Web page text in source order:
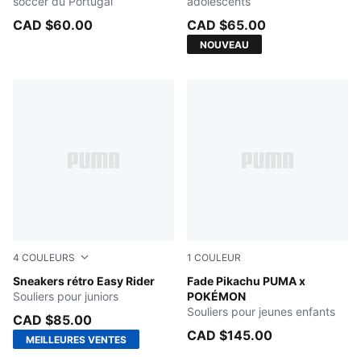
CAD $60.00 CAD $65.00
NOUVEAU
4 COULEURS
Sneakers rétro Easy Rider
PUMA Black-PUMA White
Souliers pour juniors
CAD $85.00
MEILLEURES VENTES
1 COULEUR
Fade Pikachu PUMA x
POKÉMON
Energizing Yellow-PUMA
Souliers pour jeunes enfants
CAD $145.00